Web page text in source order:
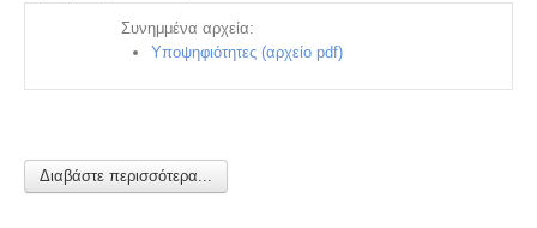
Επικοινωνία
Συνημμένα αρχεία:
Υποψηφιότητες (αρχείο pdf)
Διαβάστε περισσότερα...